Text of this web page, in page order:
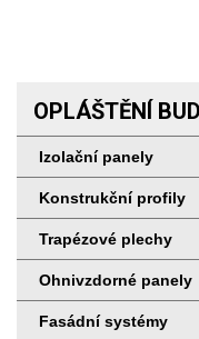
OPLÁŠTĚNÍ
Izolační panely
Konstrukční profily
Trapézové plechy
Ohnivzdorné panely
Fasádní systémy